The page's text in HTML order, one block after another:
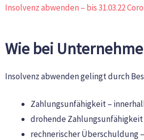
Insolvenz abwenden – bis 31.03.22
Wie bei
Insolvenz abwenden gelingt durch
Zahlungsunfähigkeit –
drohende Zahlungsunfähigkeit
rechnerischer Überschuldung